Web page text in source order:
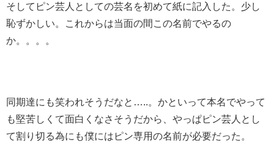
そしてピン芸人としての芸名を初めて紙に記入した。少し
恥ずかしい。これからは当面の間この名前でやるの
か。。。。
同期達にも笑われそうだなと…..。かといって本名でやって
も堅苦しくて面白くなさそうだから、やっぱピン芸人とし
て割り切る為にも僕にはピン専用の名前が必要だった。